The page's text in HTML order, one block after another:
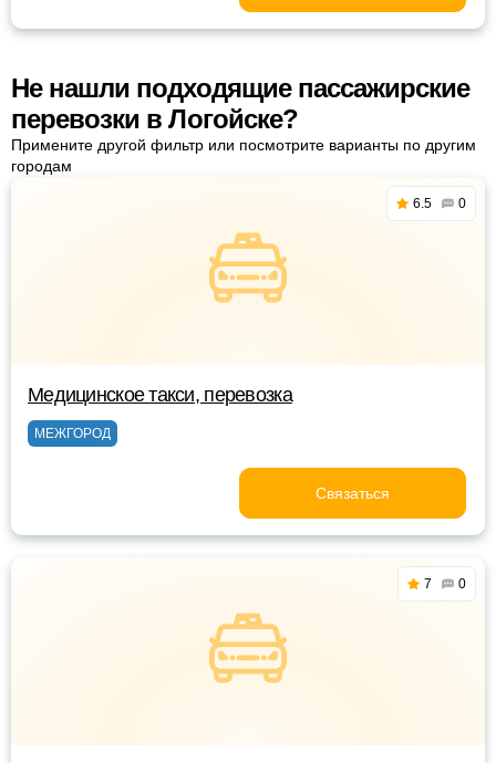
Не нашли подходящие пассажирские
перевозки в Логойске?
Примените другой фильтр или посмотрите варианты по другим
городам
6.5 0
Медицинское такси, перевозка
МЕЖГОРОД
Связаться
7 0